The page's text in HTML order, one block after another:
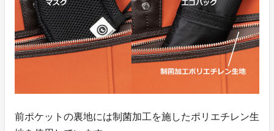
前ポケットの裏地には制菌加工を施したポリエチレン生